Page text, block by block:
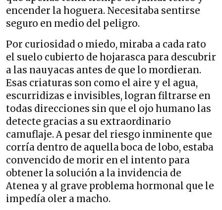
encender la hoguera. Necesitaba sentirse
seguro en medio del peligro.
Por curiosidad o miedo, miraba a cada rato
el suelo cubierto de hojarasca para descubrir
a las nauyacas antes de que lo mordieran.
Esas criaturas son como el aire y el agua,
escurridizas e invisibles, logran filtrarse en
todas direcciones sin que el ojo humano las
detecte gracias a su extraordinario
camuflaje. A pesar del riesgo inminente que
corría dentro de aquella boca de lobo, estaba
convencido de morir en el intento para
obtener la solución a la invidencia de
Atenea y al grave problema hormonal que le
impedía oler a macho.